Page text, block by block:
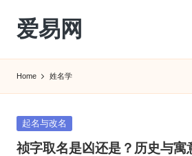
Skip
content
爱易网
转
农
历
Home 姓名学
Posted
起名与改名
祯字取名是凶还是？历史与寓